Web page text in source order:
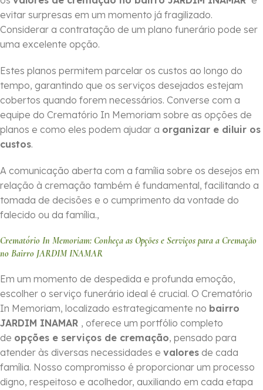
evitar surpresas em um momento já fragilizado.
Considerar a contratação de um plano funerário pode ser
uma excelente opção.
Estes planos permitem parcelar os custos ao longo do
tempo, garantindo que os serviços desejados estejam
cobertos quando forem necessários. Converse com a
equipe do Crematório In Memoriam sobre as opções de
planos e como eles podem ajudar a organizar e diluir os
custos.
A comunicação aberta com a família sobre os desejos em
relação à cremação também é fundamental, facilitando a
tomada de decisões e o cumprimento da vontade do
falecido ou da família.,
Crematório In Memoriam: Conheça as Opções e Serviços para a Cremação
no Bairro JARDIM INAMAR
Em um momento de despedida e profunda emoção,
escolher o serviço funerário ideal é crucial. O Crematório
In Memoriam, localizado estrategicamente no bairro
JARDIM INAMAR , oferece um portfólio completo
de opções e serviços de cremação, pensado para
atender às diversas necessidades e valores de cada
família. Nosso compromisso é proporcionar um processo
digno, respeitoso e acolhedor, auxiliando em cada etapa